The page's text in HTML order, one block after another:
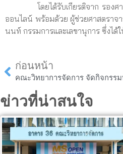
โดยได้รับเกียรติจาก รองศาสต
ออนไลน์ พร้อมด้วย ผู้ช่วยศาสตราจ
นนท์ กรรมการและเลขานุการ ซึ่งไ
Prev
ก่อนหน้า
ข่าวที่น่าสนใจ